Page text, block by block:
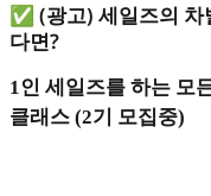
✅ (광고) 세일즈의 차
다면?
1인 세일즈를 하는 모
클래스 (2기 모집중)